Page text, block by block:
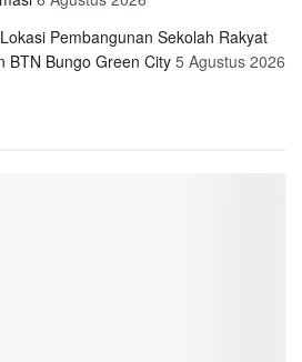
Pembangunan Sekolah Rakyat
BTN Bungo Green City 5 Agustus 2026